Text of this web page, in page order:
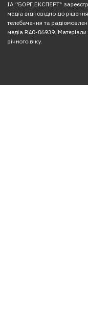
ІА “БОРГ.ЕКСПЕРТ”
медіа відповідно до
телебачення та
медіа R40-06939. Матеріали
річного віку.